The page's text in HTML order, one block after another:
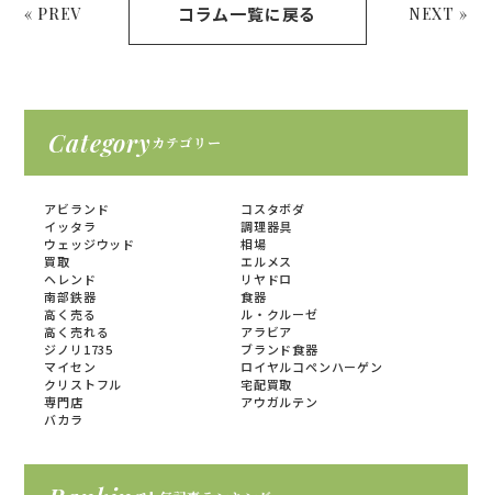
« PREV コラム一覧に戻る NEXT »
Categoryカテゴリー
アビランド
コスタボダ
イッタラ
調理器具
ウェッジウッド
相場
買取
エルメス
ヘレンド
リヤドロ
南部鉄器
食器
高く売る
ル・クルーゼ
高く売れる
アラビア
ジノリ1735
ブランド食器
マイセン
ロイヤルコペンハーゲン
クリストフル
宅配買取
専門店
アウガルテン
バカラ